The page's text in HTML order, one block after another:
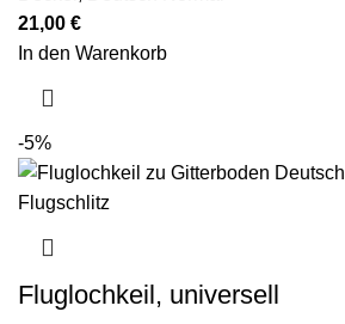
21,00 €
In den Warenkorb
-5%
Fluglochkeil, universell